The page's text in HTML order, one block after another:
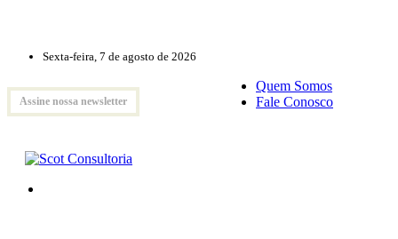
Sexta-feira, 7 de agosto de 2026
Assine nossa newsletter
Quem Somos
Fale Conosco